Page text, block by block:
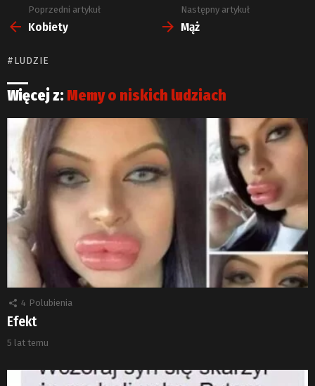
Zobacz
więcej
Poprzedni artykuł
Kobiety
Następny artykuł
Mąż
LUDZIE
Więcej z: Memy o niskich ludziach
4 Polubienia
Efekt
5 lat temu